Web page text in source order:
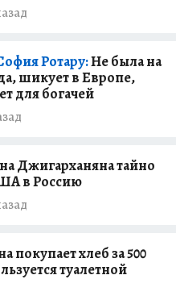
Ротару:Не была на
шикует в Европе,
для богачей
Джигарханяна тайно
в Россию
покупает хлеб за 500
туалетной